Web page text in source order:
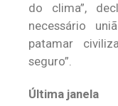
do clima”,
necessário
patamar
seguro”.
Última janela